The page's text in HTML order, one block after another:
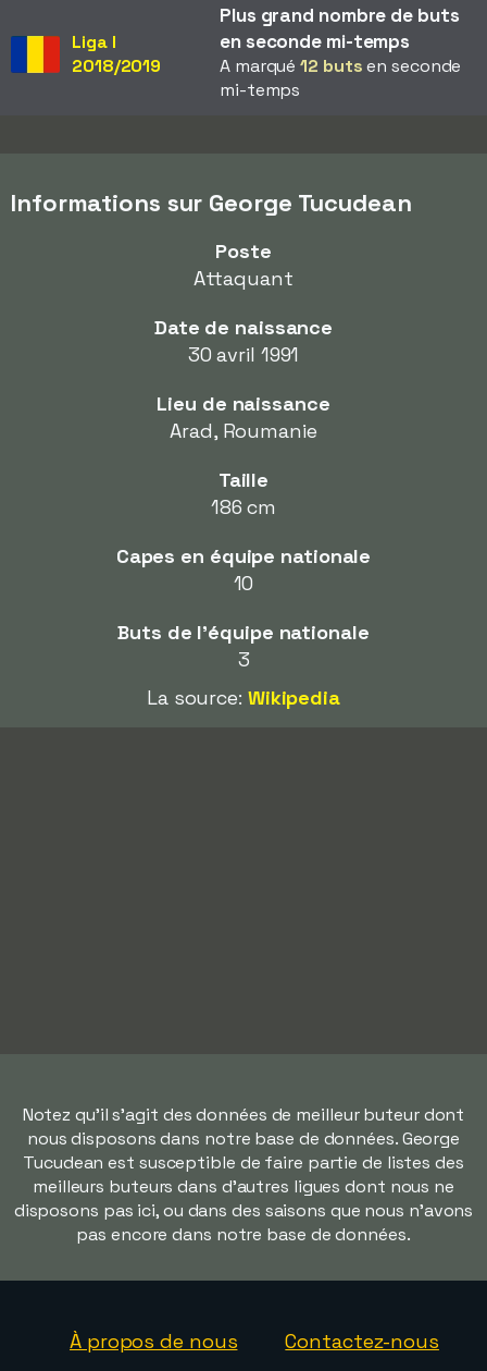
Liga I
2018/2019
Plus grand nombre de buts
en seconde mi-temps
A marqué12 butsen seconde
mi-temps
Informations sur George Tucudean
Poste
Attaquant
Date de naissance
30 avril 1991
Lieu de naissance
Arad, Roumanie
Taille
186 cm
Capes en équipe nationale
10
Buts de l'équipe nationale
3
La source: Wikipedia
Notez qu'il s'agit des données de meilleur buteur dont
nous disposons dans notre base de données. George
Tucudean est susceptible de faire partie de listes des
meilleurs buteurs dans d'autres ligues dont nous ne
disposons pas ici, ou dans des saisons que nous n'avons
pas encore dans notre base de données.
À propos de nous Contactez-nous